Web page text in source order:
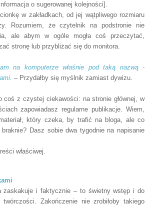
o sugerowanej kolejności].
w zakładkach, od jej wątpliwego rozmiaru
Rozumiem, że czytelnik na podstronie nie
ale abym w ogóle mogła coś przeczytać,
stronę lub przybliżać się do monitora.
na komputerze właśnie pod taką nazwą -
– Przydałby się myślnik zamiast dywizu.
coś z czystej ciekawości: na stronie głównej, w
zapowiadasz regularne publikacje. Wiem,
który czeka, by trafić na bloga, ale co
Dasz sobie dwa tygodnie na napisanie
właściwej.
zaskakuje i faktycznie – to świetny wstęp i do
Zakończenie nie zrobiłoby takiego